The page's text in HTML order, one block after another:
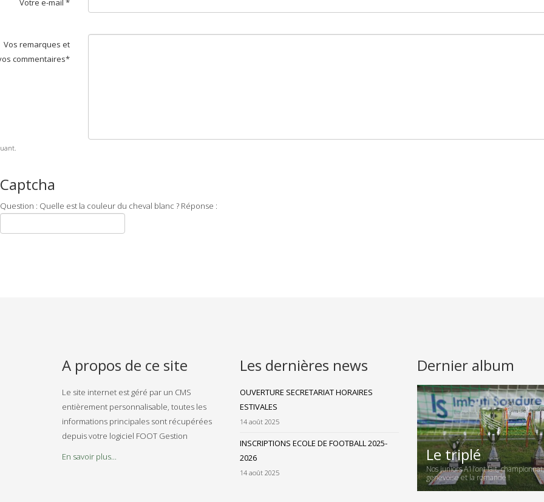
Votre e-mail *
Vos remarques et
commentaires*
Captcha
Question : Quelle est la couleur du cheval blanc ? Réponse :
A propos de ce site
Le site internet est géré par un CMS
entièrement personnalisable, toutes les
informations principales sont récupérées
depuis votre logiciel FOOT Gestion
En savoir plus...
Les dernières news
OUVERTURE SECRETARIAT HORAIRES
ESTIVALES
14 août 2025
INSCRIPTIONS ECOLE DE FOOTBALL 2025-
2026
14 août 2025
Dernier album
Le triplé
Nos juniors A1l’ont fait,
genevoise et la romande !